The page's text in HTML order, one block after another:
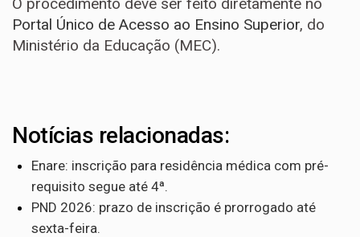
Portal Único de Acesso ao Ensino Superior, do
Ministério da Educação (MEC).
Notícias relacionadas:
Enare: inscrição para residência médica com pré-
requisito segue até 4ª.
PND 2026: prazo de inscrição é prorrogado até
sexta-feira.